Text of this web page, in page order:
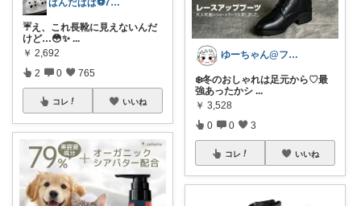
ぱんだぱぱ⚽️7日有難うございます
☔️え、これ長靴に見えないんだ
けど…😳✨ ...
￥ 2,692
2 0 765
コレ いいね
ゆーちゃん@フォロワーさまから購入💕
❄️冬のおしゃれは足元から♡最
強あったかシ ...
￥ 3,528
0 0 3
コレ いいね